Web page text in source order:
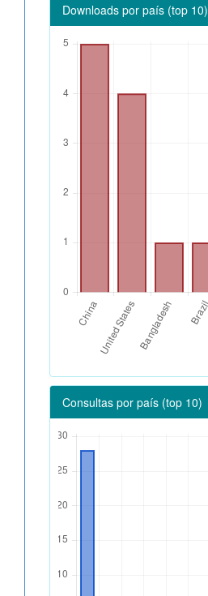
Downloads por país (top 10)
Consultas por país (top 10)